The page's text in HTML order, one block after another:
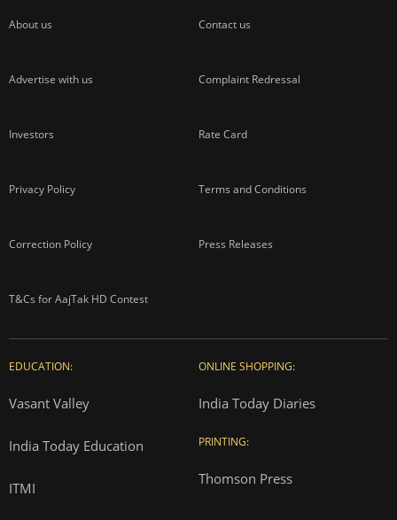
About us Contact us
Advertise with us Complaint Redressal
Investors Rate Card
Privacy Policy Terms and Conditions
Correction Policy Press Releases
T&Cs for AajTak HD Contest
EDUCATION:
Vasant Valley
India Today Education
ITMI
ONLINE SHOPPING:
India Today Diaries
PRINTING:
Thomson Press